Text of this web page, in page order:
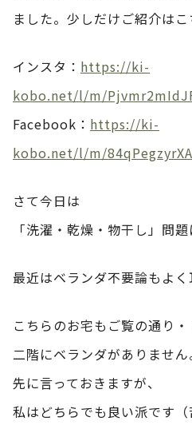
ました。少しだけご紹介は
インスタ： https://ki-
kobo.net/l/m/
Facebook： https://ki-
kobo.net/l/m/
さて今日は
「洗濯・乾燥・物干し」問
最近はベランダ不要論もよく
こちらのお宅もご覧の通り・
二階にベランダがありません
先に言っておきますが、
私はどちらでも良い派です（